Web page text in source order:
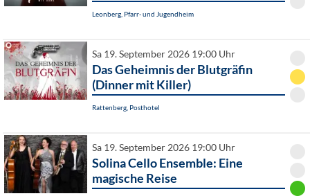
Leonberg, Pfarr- und Jugendheim
Sa 19. September 2026 19:00 Uhr
Das Geheimnis der Blutgräfin
(Dinner mit Killer)
Rattenberg, Posthotel
Sa 19. September 2026 19:00 Uhr
Solina Cello Ensemble: Eine
magische Reise